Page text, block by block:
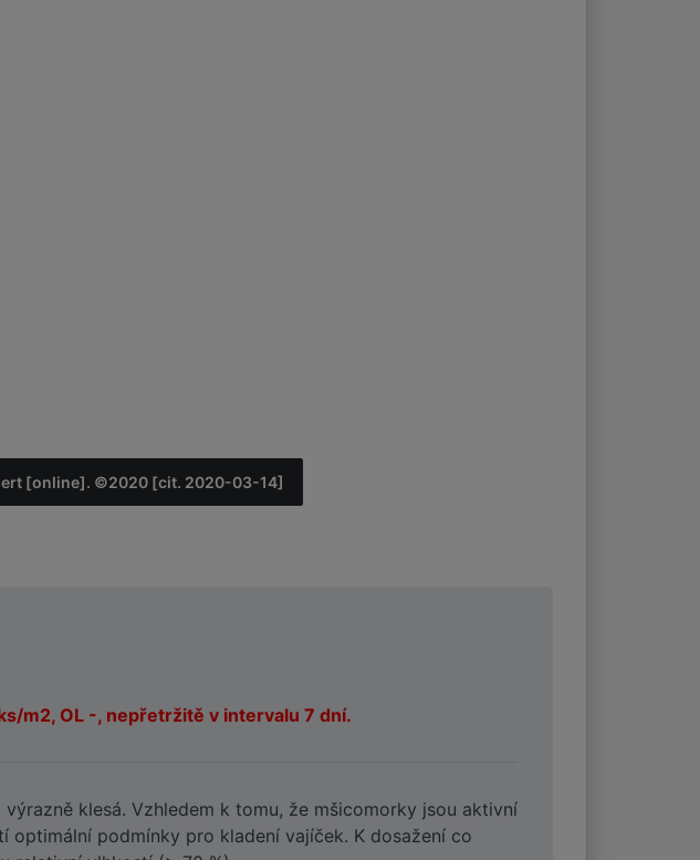
[online]. ©2020 [cit. 2020-03-14]
m2, OL -, nepřetržitě v intervalu 7 dní.
klesá. Vzhledem k tomu, že mšicomorky jsou aktivní
optimální podmínky pro kladení vajíček. K dosažení co